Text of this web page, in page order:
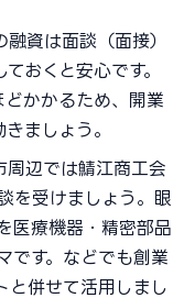
融資は面談（面接）
おくと安心です。
かかるため、開業
ましょう。
周辺では鯖江商工会
を受けましょう。眼
医療機器・精密部品
です。などでも創業
と併せて活用しまし